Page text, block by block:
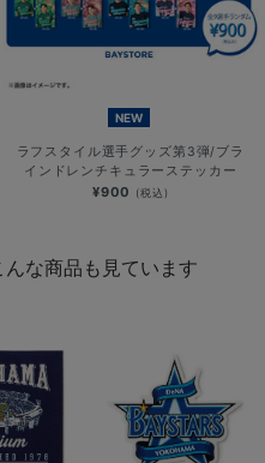
NEW
ラフスタイル選手グッズ第3弾/ブラ
インドレンチキュラーステッカー
¥900 (税込)
な商品も見ています